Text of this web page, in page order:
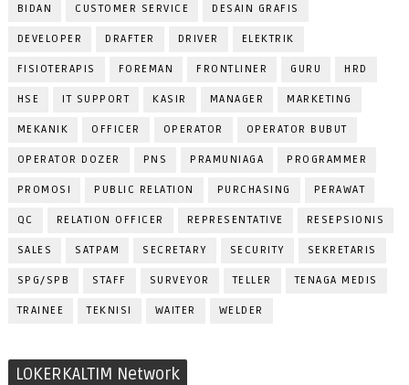
BIDAN CUSTOMER SERVICE DESAIN GRAFIS
DEVELOPER DRAFTER DRIVER ELEKTRIK
FISIOTERAPIS FOREMAN FRONTLINER GURU HRD
HSE IT SUPPORT KASIR MANAGER MARKETING
MEKANIK OFFICER OPERATOR OPERATOR BUBUT
OPERATOR DOZER PNS PRAMUNIAGA PROGRAMMER
PROMOSI PUBLIC RELATION PURCHASING PERAWAT
QC RELATION OFFICER REPRESENTATIVE RESEPSIONIS
SALES SATPAM SECRETARY SECURITY SEKRETARIS
SPG/SPB STAFF SURVEYOR TELLER TENAGA MEDIS
TRAINEE TEKNISI WAITER WELDER
LOKERKALTIM Network